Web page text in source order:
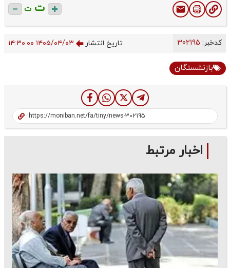
ت ت
کدخبر: تاریخ انتشار ۱۴۰۵/۰۴/۰۳ ۱۴:۳۰:۰۰
بازنشستگان
اخبار مرتبط